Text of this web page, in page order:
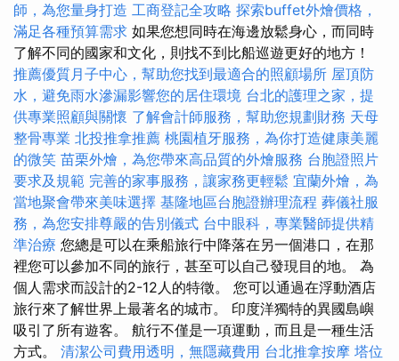
師，為您量身打造 工商登記全攻略 探索buffet外燴價格，
滿足各種預算需求 如果您想同時在海邊放鬆身心，而同時
了解不同的國家和文化，則找不到比船巡遊更好的地方！
推薦優質月子中心，幫助您找到最適合的照顧場所 屋頂防
水，避免雨水滲漏影響您的居住環境 台北的護理之家，提
供專業照顧與關懷 了解會計師服務，幫助您規劃財務 天母
整骨專業 北投推拿推薦 桃園植牙服務，為你打造健康美麗
的微笑 苗栗外燴，為您帶來高品質的外燴服務 台胞證照片
要求及規範 完善的家事服務，讓家務更輕鬆 宜蘭外燴，為
當地聚會帶來美味選擇 基隆地區台胞證辦理流程 葬儀社服
務，為您安排尊嚴的告別儀式 台中眼科，專業醫師提供精
準治療 您總是可以在乘船旅行中降落在另一個港口，在那
裡您可以參加不同的旅行，甚至可以自己發現目的地。 為
個人需求而設計的2-12人的特徵。 您可以通過在浮動酒店
旅行來了解世界上最著名的城市。 印度洋獨特的異國島嶼
吸引了所有遊客。 航行不僅是一項運動，而且是一種生活
方式。 清潔公司費用透明，無隱藏費用 台北推拿按摩 塔位